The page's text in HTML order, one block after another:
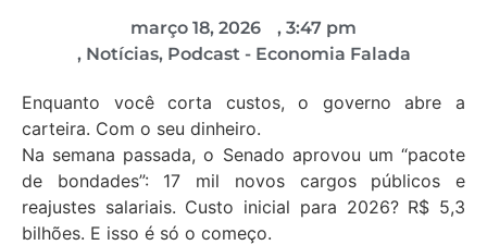
março 18, 2026 , 3:47 pm
, Notícias, Podcast - Economia Falada
Enquanto você corta custos, o governo abre a
carteira. Com o seu dinheiro.
Na semana passada, o Senado aprovou um “pacote
de bondades”: 17 mil novos cargos públicos e
reajustes salariais. Custo inicial para 2026? R$ 5,3
bilhões. E isso é só o começo.